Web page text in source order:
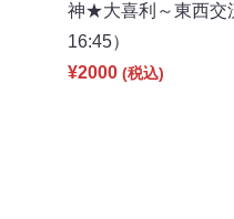
神★大喜利～東西
16:45）
¥2000 (税込)